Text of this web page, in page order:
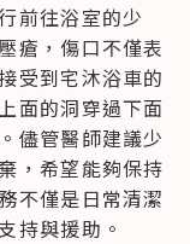
前往浴室的少
瘡，傷口不僅表
受到宅沐浴車的
面的洞穿過下面
儘管醫師建議少
，希望能夠保持
不僅是日常清潔
持與援助。